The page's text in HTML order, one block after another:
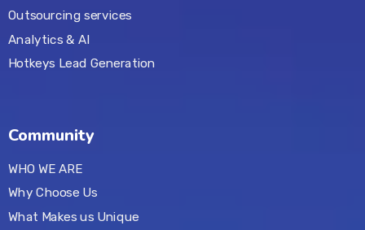
Outsourcing services
Analytics & AI
Hotkeys Lead Generation
Community
WHO WE ARE
Why Choose Us
What Makes us Unique